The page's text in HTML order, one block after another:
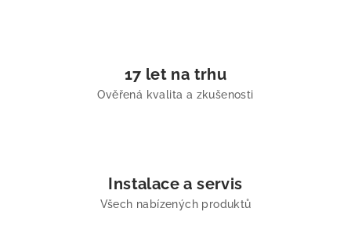
17 let na trhu
Ověřená kvalita a zkušenosti
Instalace a servis
Všech nabízených produktů